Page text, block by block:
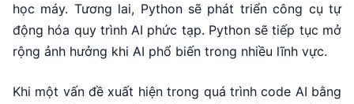
học máy. Tương lai, Python sẽ phát triển công cụ tự
động hóa quy trình AI phức tạp. Python sẽ tiếp tục mở
rộng ảnh hưởng khi AI phổ biến trong nhiều lĩnh vực.
Khi một vấn đề xuất hiện trong quá trình code AI bằng